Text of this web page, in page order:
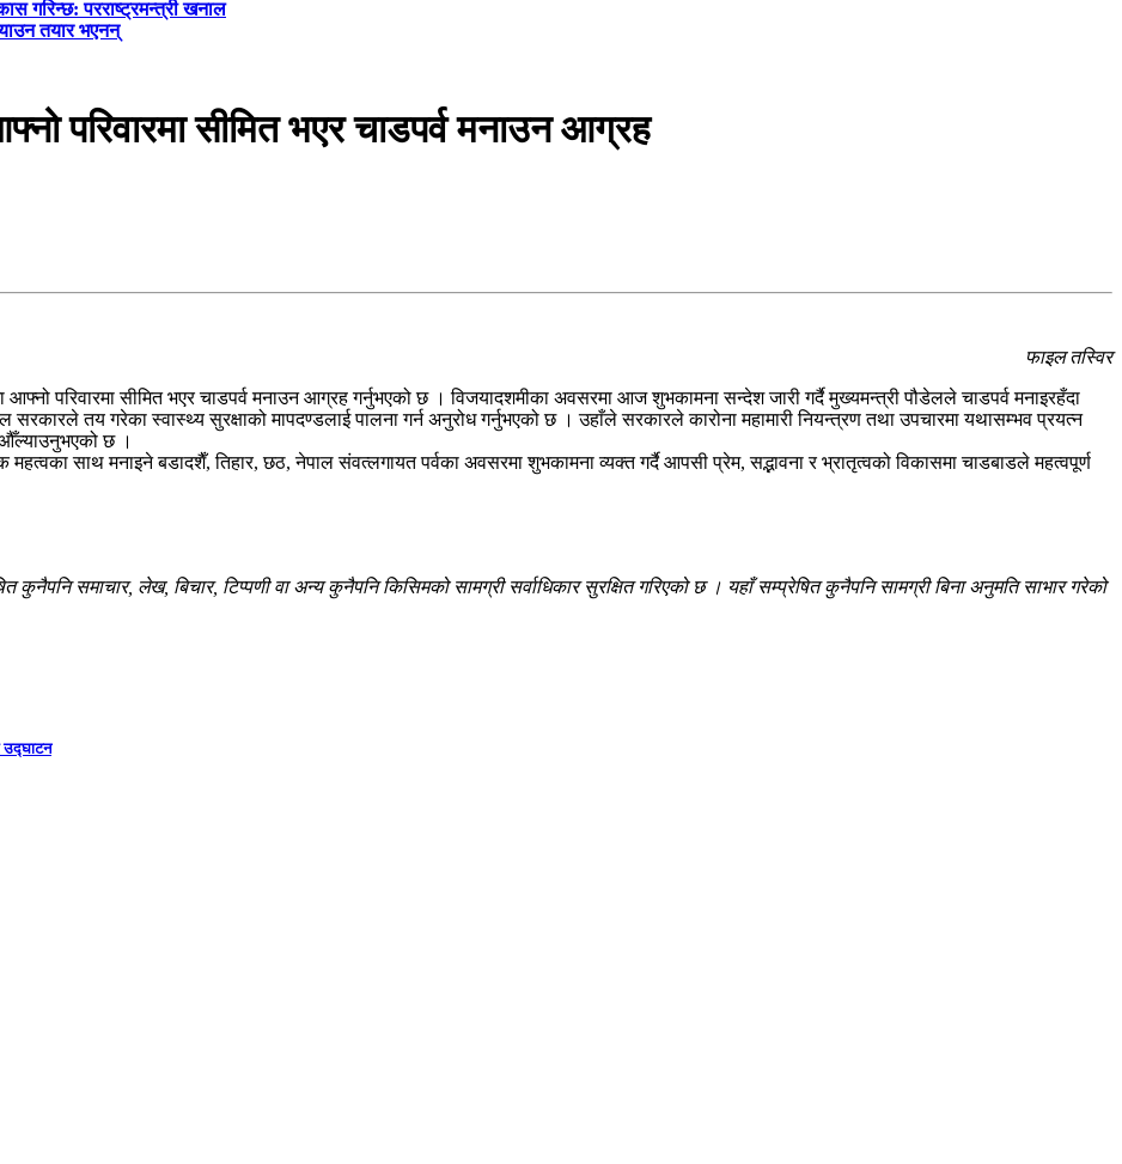
गरिन्छ: परराष्ट्रमन्त्री खनाल
तयार भएनन्
परिवारमा सीमित भएर चाडपर्व मनाउन आग्रह
फाइल तस्विर
परिवारमा सीमित भएर चाडपर्व मनाउन आग्रह गर्नुभएको छ । विजयादशमीका अवसरमा आज शुभकामना सन्देश जारी गर्दै मुख्यमन्त्री पौडेलले चाडपर्व मनाइरहँदा
तय गरेका स्वास्थ्य सुरक्षाको मापदण्डलाई पालना गर्न अनुरोध गर्नुभएको छ । उहाँले सरकारले कारोना महामारी नियन्त्रण तथा उपचारमा यथासम्भव प्रयत्न
औँल्याउनुभएको छ ।
साथ मनाइने बडादशैँ, तिहार, छठ, नेपाल संवत्लगायत पर्वका अवसरमा शुभकामना व्यक्त गर्दै आपसी प्रेम, सद्भावना र भ्रातृत्वको विकासमा चाडबाडले महत्वपूर्ण
समाचार, लेख, बिचार, टिप्पणी वा अन्य कुनैपनि किसिमको सामग्री सर्वाधिकार सुरक्षित गरिएको छ । यहाँ सम्प्रेषित कुनैपनि सामग्री बिना अनुमति साभार गरेको
उद्घाटन